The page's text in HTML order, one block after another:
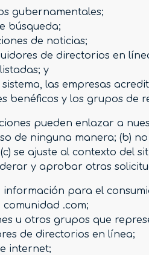
gubernamentales;
búsqueda;
de noticias;
de directorios en
y
sistema, las empresas
benéficos y los grupos de
pueden enlazar a
de ninguna manera; (b)
se ajuste al contexto del
y aprobar otras
información para el
comunidad .com;
u otros grupos que
de directorios en línea;
internet;